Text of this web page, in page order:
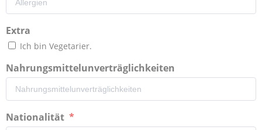
Extra
Ich bin Vegetarier.
Nahrungsmittelunverträglichkeiten
Nationalität